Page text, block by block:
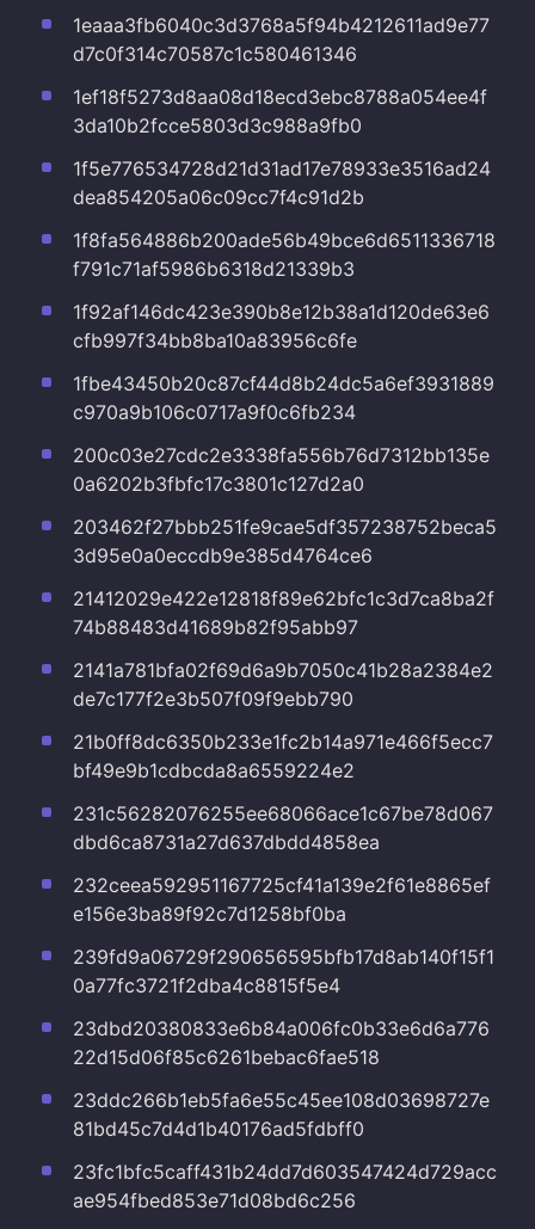
1eaaa3fb6040c3d3768a5f94b4212611ad9e77
d7c0f314c70587c1c580461346
1ef18f5273d8aa08d18ecd3ebc8788a054ee4f
3da10b2fcce5803d3c988a9fb0
1f5e776534728d21d31ad17e78933e3516ad24
dea854205a06c09cc7f4c91d2b
1f8fa564886b200ade56b49bce6d6511336718
f791c71af5986b6318d21339b3
1f92af146dc423e390b8e12b38a1d120de63e6
cfb997f34bb8ba10a83956c6fe
1fbe43450b20c87cf44d8b24dc5a6ef3931889
c970a9b106c0717a9f0c6fb234
200c03e27cdc2e3338fa556b76d7312bb135e
0a6202b3fbfc17c3801c127d2a0
203462f27bbb251fe9cae5df357238752beca5
3d95e0a0eccdb9e385d4764ce6
21412029e422e12818f89e62bfc1c3d7ca8ba2f
74b88483d41689b82f95abb97
2141a781bfa02f69d6a9b7050c41b28a2384e2
de7c177f2e3b507f09f9ebb790
21b0ff8dc6350b233e1fc2b14a971e466f5ecc7
bf49e9b1cdbcda8a6559224e2
231c56282076255ee68066ace1c67be78d067
dbd6ca8731a27d637dbdd4858ea
232ceea592951167725cf41a139e2f61e8865ef
e156e3ba89f92c7d1258bf0ba
239fd9a06729f290656595bfb17d8ab140f15f1
0a77fc3721f2dba4c8815f5e4
23dbd20380833e6b84a006fc0b33e6d6a776
22d15d06f85c6261bebac6fae518
23ddc266b1eb5fa6e55c45ee108d03698727e
81bd45c7d4d1b40176ad5fdbff0
23fc1bfc5caff431b24dd7d603547424d729acc
ae954fbed853e71d08bd6c256